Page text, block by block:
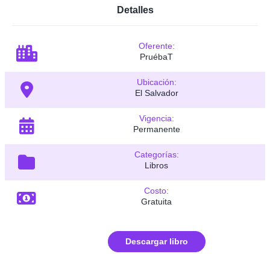
Detalles
Oferente:
PruébaT
Ubicación:
El Salvador
Vigencia:
Permanente
Categorías:
Libros
Costo:
Gratuita
Descargar libro